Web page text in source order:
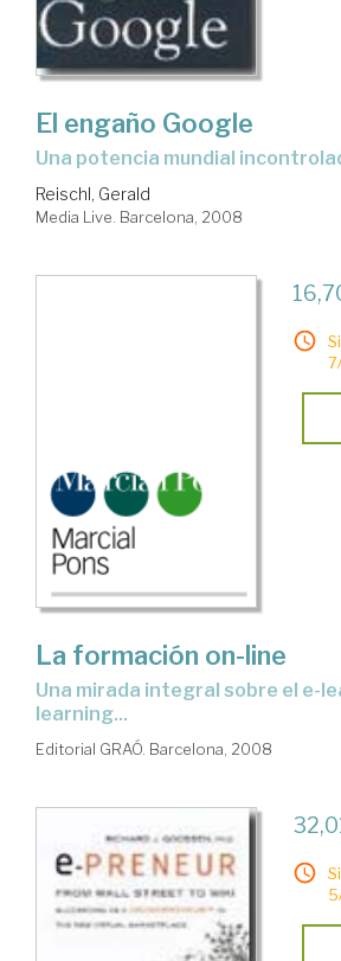
El engaño Google
una potencia mundial
Reischl, Gerald
Media Live. Barcelona, 2008
La formación on-line
una mirada integral sobre el e-learning, b-
learning...
Editorial GRAÓ. Barcelona, 2008